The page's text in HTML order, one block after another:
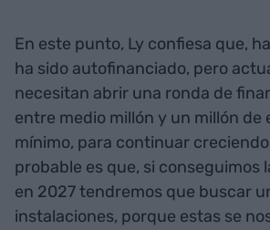
En este punto, Ly confiesa que,
ha sido autofinanciado, pero
necesitan abrir una ronda de
entre medio millón y un millón de
mínimo, para continuar
probable es que, si conseguimos
en 2027 tendremos que buscar
instalaciones, porque estas se